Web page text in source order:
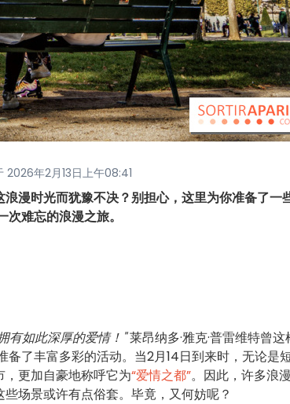
2026年2月13日上午08:41
漫时光而犹豫不决？别担心，这里为你准备了一
难忘的浪漫之旅。
有如此深厚的爱情！"莱昂纳多·雅克·普雷维特曾这
备了丰富多彩的活动。当2月14日到来时，无论是
更加自豪地称呼它为“爱情之都”。因此，许多浪
场景或许有点俗套。毕竟，又何妨呢？